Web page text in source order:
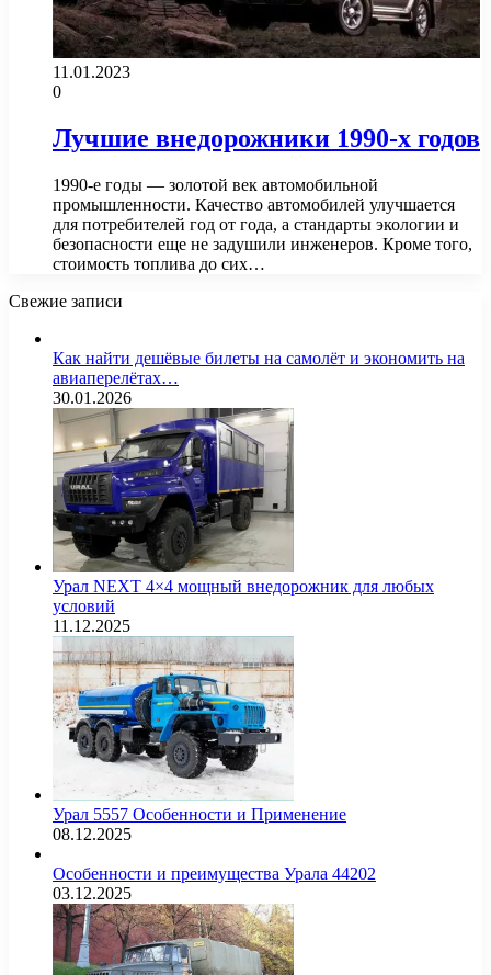
11.01.2023
0
Лучшие внедорожники 1990-х годов
1990-е годы — золотой век автомобильной
промышленности. Качество автомобилей улучшается
для потребителей год от года, а стандарты экологии и
безопасности еще не задушили инженеров. Кроме того,
стоимость топлива до сих…
Свежие записи
Как найти дешёвые билеты на самолёт и экономить на
авиаперелётах…
30.01.2026
Урал NEXT 4×4 мощный внедорожник для любых
условий
11.12.2025
Урал 5557 Особенности и Применение
08.12.2025
Особенности и преимущества Урала 44202
03.12.2025